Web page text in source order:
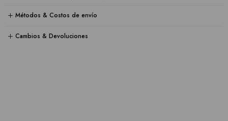
Métodos & Costos de envío
Cambios & Devoluciones